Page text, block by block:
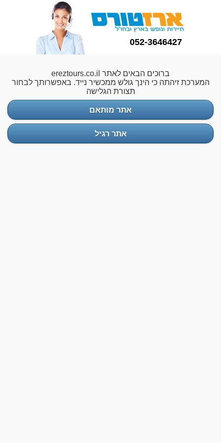
052-3646427
ברוכים הבאים לאתר ereztours.co.il
המערכת זיהתה כי הינך גולש ממכשיר נייד. באפשרותך לבחור
תצורת הגלישה
אתר מותאם
אתר רגיל